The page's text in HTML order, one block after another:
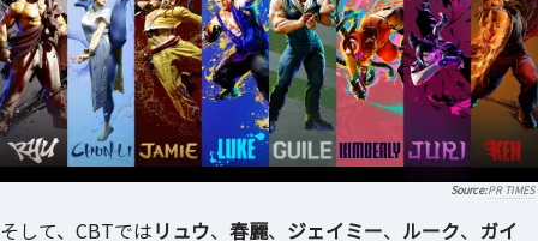
PR TIMES
そして、CBTではリュウ、 春麗、 ジェイミー、 ルーク、 ガイ